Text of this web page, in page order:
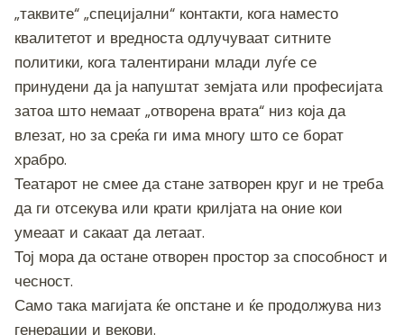
„таквите“ „специјални“ контакти, кога наместо
квалитетот и вредноста одлучуваат ситните
политики, кога талентирани млади луѓе се
принудени да ја напуштат земјата или професијата
затоа што немаат „отворена врата“ низ која да
влезат, но за среќа ги има многу што се борат
храбро.
Театарот не смее да стане затворен круг и не треба
да ги отсекува или крати крилјата на оние кои
умеаат и сакаат да летаат.
Тој мора да остане отворен простор за способност и
чесност.
Само така магијата ќе опстане и ќе продолжува низ
генерации и векови.